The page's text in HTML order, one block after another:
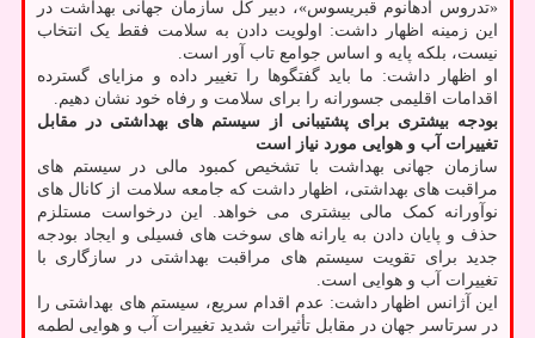
«تدروس آدهانوم قبریسوس»، دبیر کل سازمان جهانی بهداشت در
این زمینه اظهار داشت: اولویت دادن به سلامت فقط یک انتخاب
نیست، بلکه پایه و اساس جوامع تاب آور است.
او اظهار داشت: ما باید گفتگوها را تغییر داده و مزایای گسترده
اقدامات اقلیمی جسورانه را برای سلامت و رفاه خود نشان دهیم.
بودجه بیشتری برای پشتیبانی از سیستم های بهداشتی در مقابل
تغییرات آب و هوایی مورد نیاز است
سازمان جهانی بهداشت با تشخیص کمبود مالی در سیستم های
مراقبت های بهداشتی، اظهار داشت که جامعه سلامت از کانال های
نوآورانه کمک مالی بیشتری می خواهد. این درخواست مستلزم
حذف و پایان دادن به یارانه های سوخت های فسیلی و ایجاد بودجه
جدید برای تقویت سیستم های مراقبت بهداشتی در سازگاری با
تغییرات آب و هوایی است.
این آژانس اظهار داشت: عدم اقدام سریع، سیستم های بهداشتی را
در سرتاسر جهان در مقابل تأثیرات شدید تغییرات آب و هوایی لطمه